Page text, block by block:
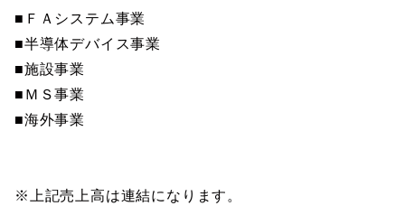
■ＦＡシステム事業
■半導体デバイス事業
■施設事業
■ＭＳ事業
■海外事業
※上記売上高は連結になります。